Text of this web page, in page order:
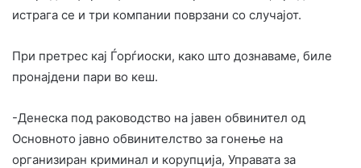
истрага се и три компании поврзани со случајот.
При претрес кај Ѓорѓиоски, како што дознаваме, биле
пронајдени пари во кеш.
-Денеска под раководство на јавен обвинител од
Основното јавно обвинителство за гонење на
организиран криминал и корупција, Управата за